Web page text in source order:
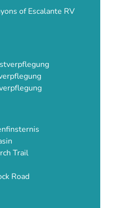
of Escalante RV
Trail
Road